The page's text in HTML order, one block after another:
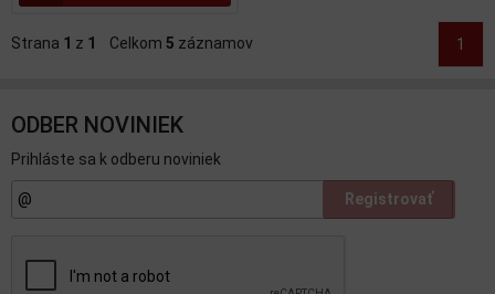
Strana 1 z 1 Celkom 5 záznamov 1
ODBER NOVINIEK
Prihláste sa k odberu noviniek
Registrovať